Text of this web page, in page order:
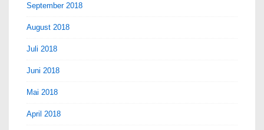
September 2018
August 2018
Juli 2018
Juni 2018
Mai 2018
April 2018